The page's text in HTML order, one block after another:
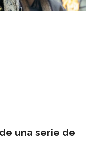
una serie de